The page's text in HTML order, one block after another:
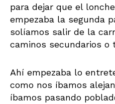
para dejar que el
empezaba la segunda
solíamos salir de la
caminos secundarios o
Ahí empezaba lo
como nos íbamos
íbamos pasando